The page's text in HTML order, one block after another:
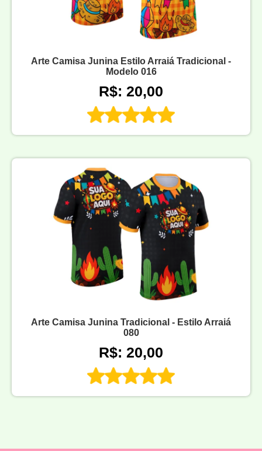
Arte Camisa Junina Estilo Arraiá Tradicional -
Modelo 016
R$: 20,00
Arte Camisa Junina Tradicional - Estilo Arraiá
080
R$: 20,00